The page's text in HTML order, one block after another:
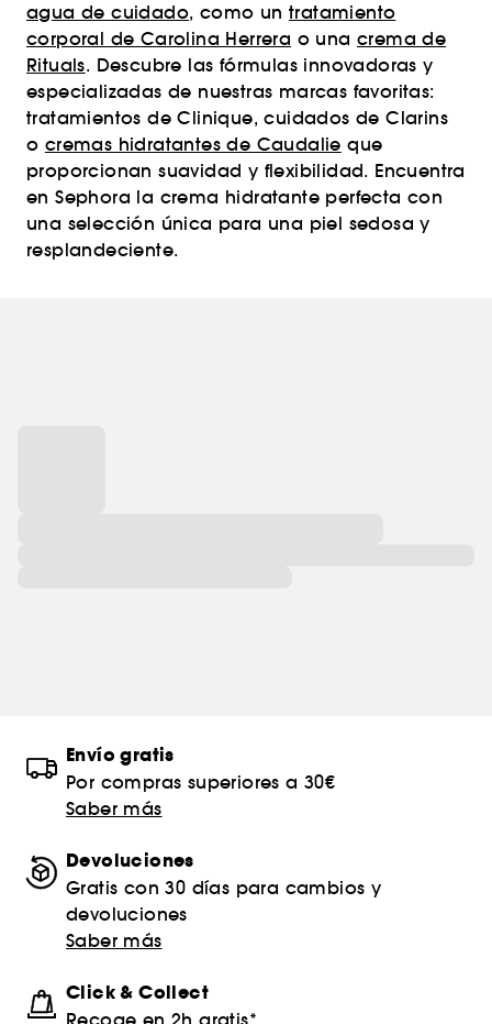
agua de cuidado, como untratamiento
corporal de Carolina Herrera o unacrema de
Rituals. Descubre las fórmulas innovadoras y
especializadas de nuestras marcas favoritas:
tratamientos de Clinique, cuidados de Clarins
o cremas hidratantes de Caudalie que
proporcionan suavidad y flexibilidad. Encuentra
en Sephora la crema hidratante perfecta con
una selección única para una piel sedosa y
resplandeciente.
Envío gratis
Por compras superiores a 30€
Saber más
Devoluciones
Gratis con 30 días para cambios y
devoluciones
Saber más
Click & Collect
Recoge en 2h gratis*